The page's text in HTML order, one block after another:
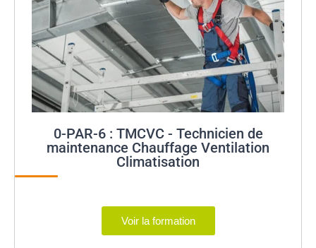
0-PAR-6 : TMCVC - Technicien de
maintenance Chauffage Ventilation
Climatisation
Voir la formation